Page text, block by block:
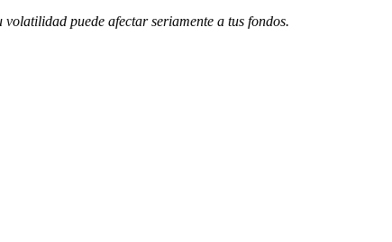
puede afectar seriamente a tus fondos.